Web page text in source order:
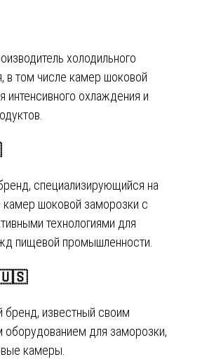
холодильного
в том числе камер шоковой
интенсивного охлаждения и
специализирующийся на
камер шоковой заморозки с
технологиями для
пищевой промышленности.
бренд, известный своим
оборудованием для заморозки,
камеры.